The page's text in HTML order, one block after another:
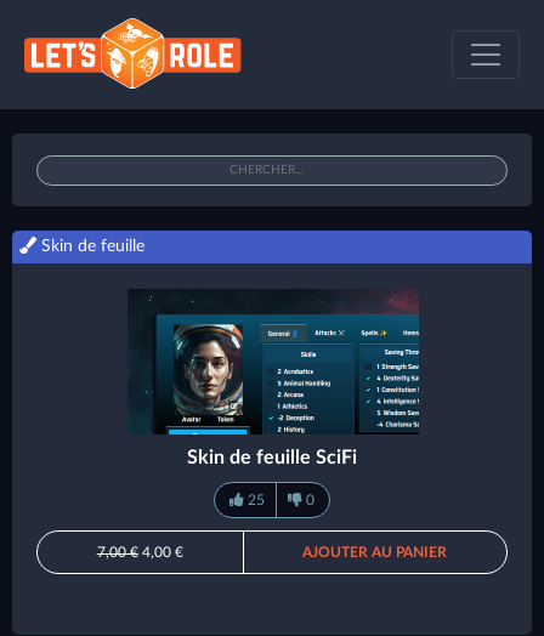
Skin de feuille
Skin de feuille SciFi
25 0
7,00 €4,00 € AJOUTER AU PANIER